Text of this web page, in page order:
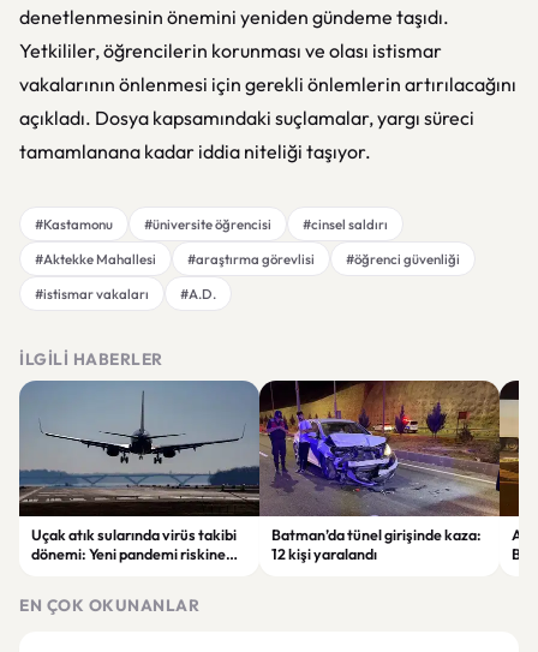
denetlenmesinin önemini yeniden gündeme taşıdı.
Yetkililer, öğrencilerin korunması ve olası istismar
vakalarının önlenmesi için gerekli önlemlerin artırılacağını
açıkladı. Dosya kapsamındaki suçlamalar, yargı süreci
tamamlanana kadar iddia niteliği taşıyor.
#Kastamonu #üniversite öğrencisi
#cinsel saldırı
#Aktekke Mahallesi
#araştırma görevlisi
#öğrenci güvenliği
#istismar vakaları
#A.D.
İLGILI HABERLER
Uçak atık sularında virüs takibi
dönemi: Yeni pandemi riskine
Batman’da tünel girişinde kaza:
12 kişi yaralandı
EN ÇOK OKUNANLAR